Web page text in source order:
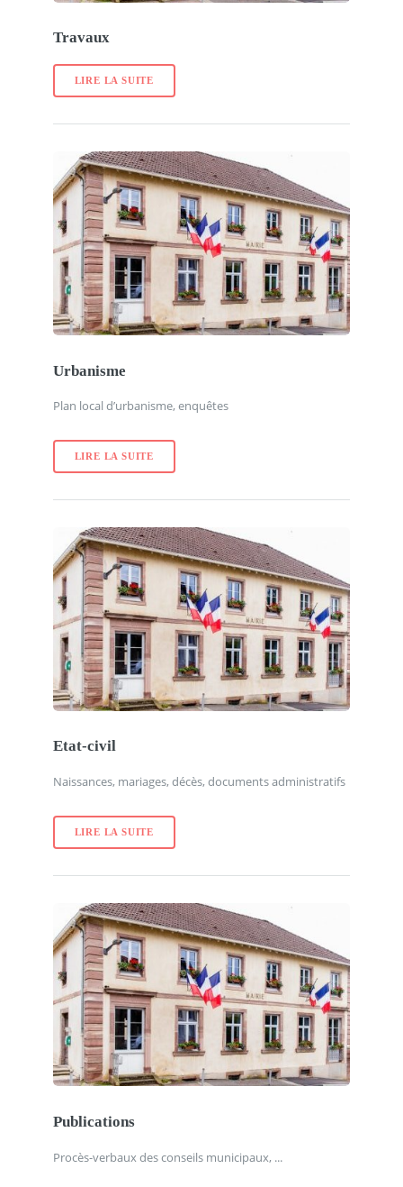
Travaux
LIRE LA SUITE
Urbanisme
Plan local d’urbanisme, enquêtes
LIRE LA SUITE
Etat-civil
Naissances, mariages, décès, documents administratifs
LIRE LA SUITE
Publications
Procès-verbaux des conseils municipaux, ...